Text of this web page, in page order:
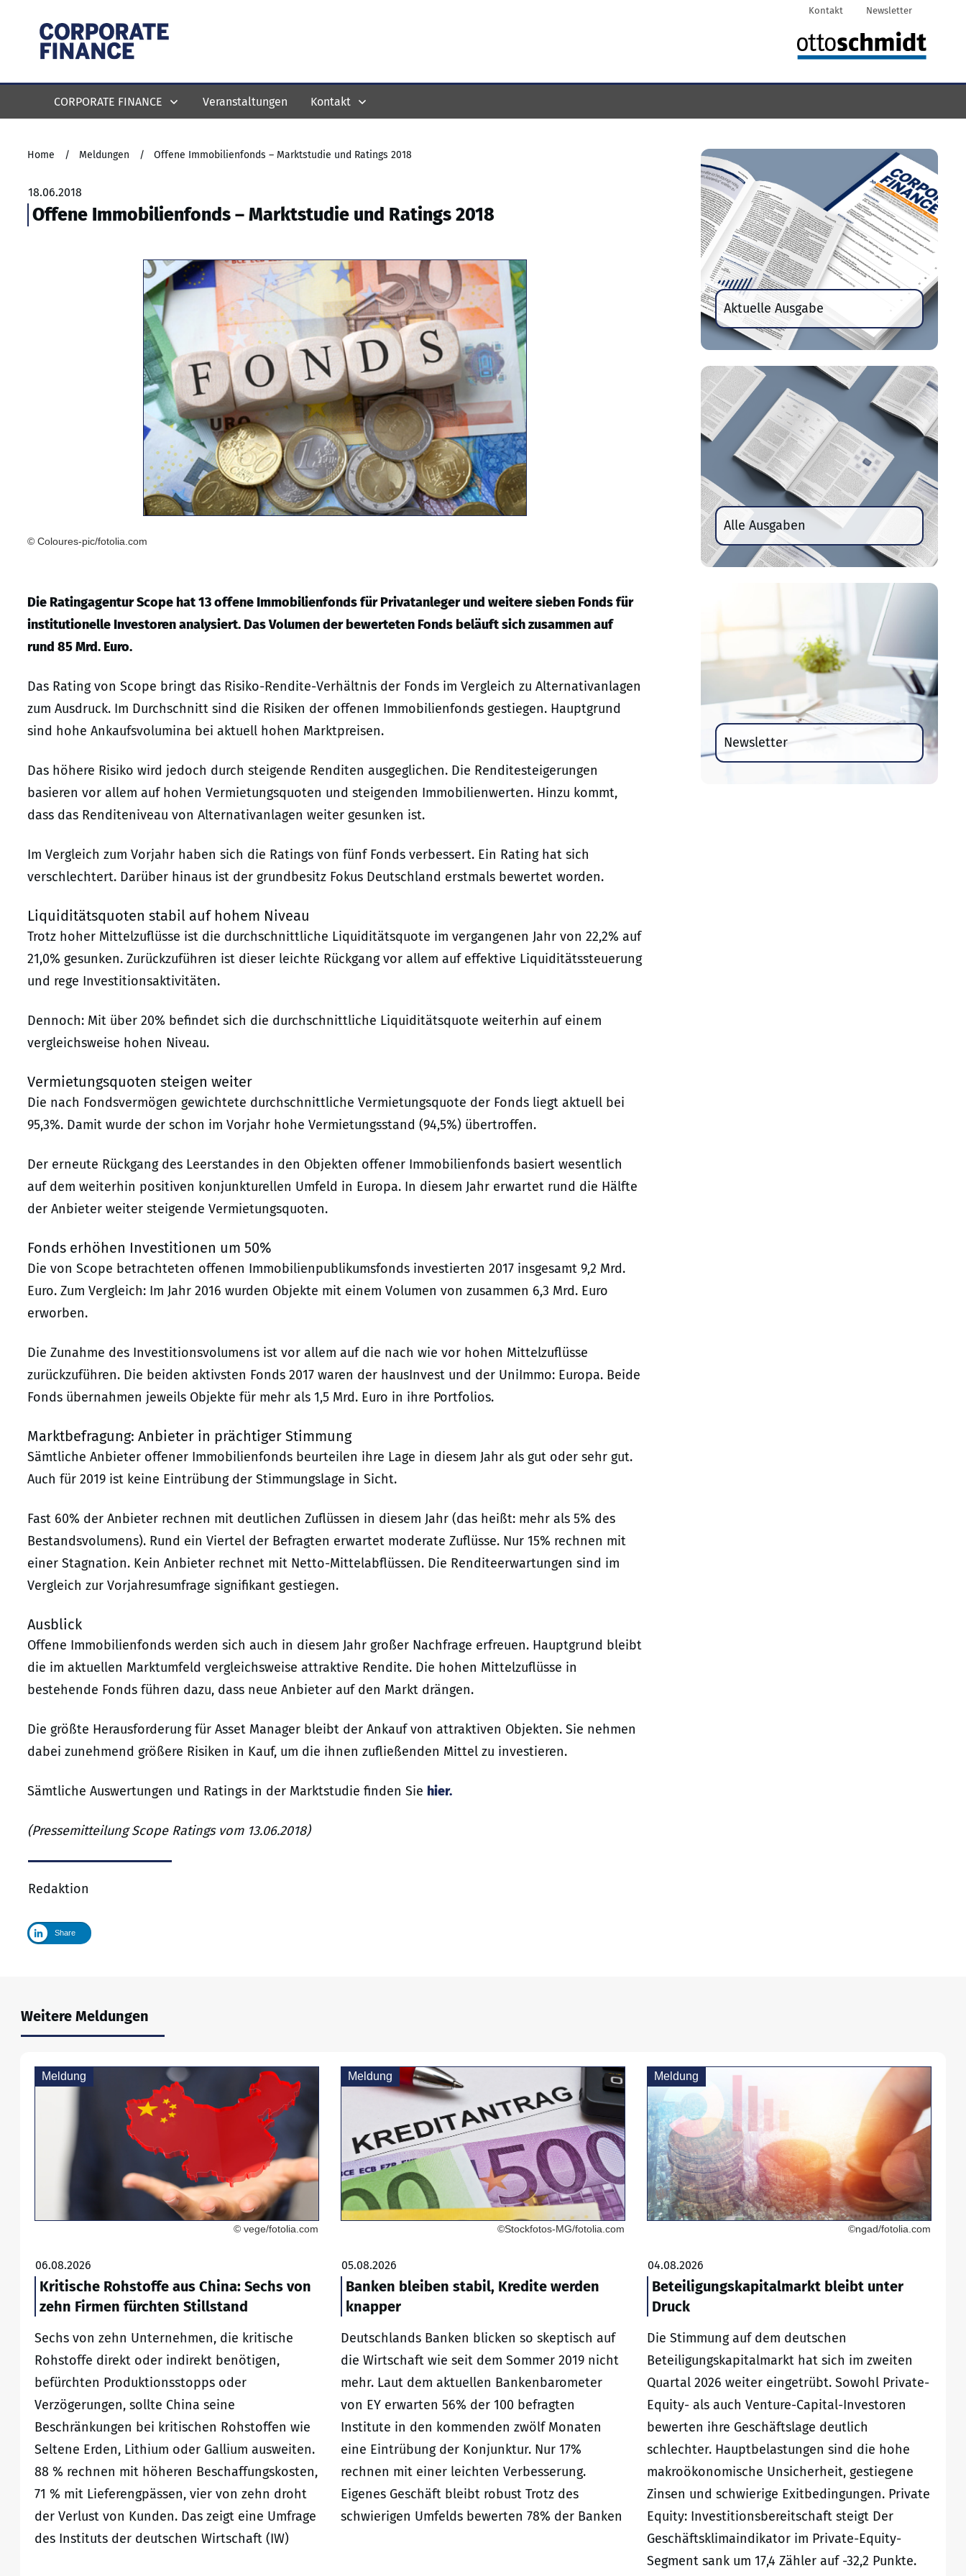
Kontakt Newsletter
CORPORATE FINANCE Veranstaltungen Kontakt
Home / Meldungen / Offene Immobilienfonds – Marktstudie und Ratings 2018
18.06.2018
Offene Immobilienfonds – Marktstudie und Ratings 2018
© Coloures-pic/fotolia.com
Die Ratingagentur Scope hat 13 offene Immobilienfonds für Privatanleger und weitere sieben Fonds für
institutionelle Investoren analysiert. Das Volumen der bewerteten Fonds beläuft sich zusammen auf
rund 85 Mrd. Euro.
Das Rating von Scope bringt das Risiko-Rendite-Verhältnis der Fonds im Vergleich zu Alternativanlagen
zum Ausdruck. Im Durchschnitt sind die Risiken der offenen Immobilienfonds gestiegen. Hauptgrund
sind hohe Ankaufsvolumina bei aktuell hohen Marktpreisen.
Das höhere Risiko wird jedoch durch steigende Renditen ausgeglichen. Die Renditesteigerungen
basieren vor allem auf hohen Vermietungsquoten und steigenden Immobilienwerten. Hinzu kommt,
dass das Renditeniveau von Alternativanlagen weiter gesunken ist.
Im Vergleich zum Vorjahr haben sich die Ratings von fünf Fonds verbessert. Ein Rating hat sich
verschlechtert. Darüber hinaus ist der grundbesitz Fokus Deutschland erstmals bewertet worden.
Liquiditätsquoten stabil auf hohem Niveau
Trotz hoher Mittelzuflüsse ist die durchschnittliche Liquiditätsquote im vergangenen Jahr von 22,2% auf
21,0% gesunken. Zurückzuführen ist dieser leichte Rückgang vor allem auf effektive Liquiditätssteuerung
und rege Investitionsaktivitäten.
Dennoch: Mit über 20% befindet sich die durchschnittliche Liquiditätsquote weiterhin auf einem
vergleichsweise hohen Niveau.
Vermietungsquoten steigen weiter
Die nach Fondsvermögen gewichtete durchschnittliche Vermietungsquote der Fonds liegt aktuell bei
95,3%. Damit wurde der schon im Vorjahr hohe Vermietungsstand (94,5%) übertroffen.
Der erneute Rückgang des Leerstandes in den Objekten offener Immobilienfonds basiert wesentlich
auf dem weiterhin positiven konjunkturellen Umfeld in Europa. In diesem Jahr erwartet rund die Hälfte
der Anbieter weiter steigende Vermietungsquoten.
Fonds erhöhen Investitionen um 50%
Die von Scope betrachteten offenen Immobilienpublikumsfonds investierten 2017 insgesamt 9,2 Mrd.
Euro. Zum Vergleich: Im Jahr 2016 wurden Objekte mit einem Volumen von zusammen 6,3 Mrd. Euro
erworben.
Die Zunahme des Investitionsvolumens ist vor allem auf die nach wie vor hohen Mittelzuflüsse
zurückzuführen. Die beiden aktivsten Fonds 2017 waren der hausInvest und der UniImmo: Europa. Beide
Fonds übernahmen jeweils Objekte für mehr als 1,5 Mrd. Euro in ihre Portfolios.
Marktbefragung: Anbieter in prächtiger Stimmung
Sämtliche Anbieter offener Immobilienfonds beurteilen ihre Lage in diesem Jahr als gut oder sehr gut.
Auch für 2019 ist keine Eintrübung der Stimmungslage in Sicht.
Fast 60% der Anbieter rechnen mit deutlichen Zuflüssen in diesem Jahr (das heißt: mehr als 5% des
Bestandsvolumens). Rund ein Viertel der Befragten erwartet moderate Zuflüsse. Nur 15% rechnen mit
einer Stagnation. Kein Anbieter rechnet mit Netto-Mittelabflüssen. Die Renditeerwartungen sind im
Vergleich zur Vorjahresumfrage signifikant gestiegen.
Ausblick
Offene Immobilienfonds werden sich auch in diesem Jahr großer Nachfrage erfreuen. Hauptgrund bleibt
die im aktuellen Marktumfeld vergleichsweise attraktive Rendite. Die hohen Mittelzuflüsse in
bestehende Fonds führen dazu, dass neue Anbieter auf den Markt drängen.
Die größte Herausforderung für Asset Manager bleibt der Ankauf von attraktiven Objekten. Sie nehmen
dabei zunehmend größere Risiken in Kauf, um die ihnen zufließenden Mittel zu investieren.
Sämtliche Auswertungen und Ratings in der Marktstudie finden Sie hier.
(Pressemitteilung Scope Ratings vom 13.06.2018)
Redaktion
Share
Aktuelle Ausgabe
Alle Ausgaben
Newsletter
Weitere Meldungen
Meldung
© vege/fotolia.com
06.08.2026
Kritische Rohstoffe aus China: Sechs von
zehn Firmen fürchten Stillstand
Sechs von zehn Unternehmen, die kritische
Rohstoffe direkt oder indirekt benötigen,
befürchten Produktionsstopps oder
Verzögerungen, sollte China seine
Beschränkungen bei kritischen Rohstoffen wie
Seltene Erden, Lithium oder Gallium ausweiten.
88 % rechnen mit höheren Beschaffungskosten,
71 % mit Lieferengpässen, vier von zehn droht
der Verlust von Kunden. Das zeigt eine Umfrage
des Instituts der deutschen Wirtschaft (IW)
Meldung
©Stockfotos-MG/fotolia.com
05.08.2026
Banken bleiben stabil, Kredite werden
knapper
Deutschlands Banken blicken so skeptisch auf
die Wirtschaft wie seit dem Sommer 2019 nicht
mehr. Laut dem aktuellen Bankenbarometer
von EY erwarten 56% der 100 befragten
Institute in den kommenden zwölf Monaten
eine Eintrübung der Konjunktur. Nur 17%
rechnen mit einer leichten Verbesserung.
Eigenes Geschäft bleibt robust Trotz des
schwierigen Umfelds bewerten 78% der Banken
Meldung
©ngad/fotolia.com
04.08.2026
Beteiligungskapitalmarkt bleibt unter
Druck
Die Stimmung auf dem deutschen
Beteiligungskapitalmarkt hat sich im zweiten
Quartal 2026 weiter eingetrübt. Sowohl Private-
Equity- als auch Venture-Capital-Investoren
bewerten ihre Geschäftslage deutlich
schlechter. Hauptbelastungen sind die hohe
makroökonomische Unsicherheit, gestiegene
Zinsen und schwierige Exitbedingungen. Private
Equity: Investitionsbereitschaft steigt Der
Geschäftsklimaindikator im Private-Equity-
Segment sank um 17,4 Zähler auf -32,2 Punkte.